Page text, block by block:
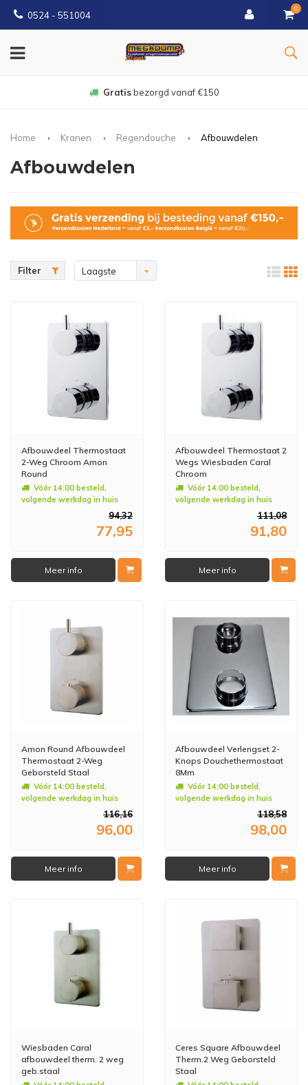
0524 - 551004
0
Gratisbezorgd vanaf €150
Home Kranen Regendouche Afbouwdelen
Afbouwdelen
Filter
Laagste
Afbouwdeel Thermostaat
2-Weg Chroom Amon
Round
Vóór 14:00 besteld,
volgende werkdag in huis
94,32
77,95
Meer info
Afbouwdeel Thermostaat 2
Wegs Wiesbaden Caral
Chroom
Vóór 14:00 besteld,
volgende werkdag in huis
111,08
91,80
Meer info
Amon Round Afbouwdeel
Thermostaat 2-Weg
Geborsteld Staal
Vóór 14:00 besteld,
volgende werkdag in huis
116,16
96,00
Meer info
Afbouwdeel Verlengset 2-
Knops Douchethermostaat
8Mm
Vóór 14:00 besteld,
volgende werkdag in huis
118,58
98,00
Meer info
Wiesbaden Caral
afbouwdeel therm. 2 weg
geb.staal
Ceres Square Afbouwdeel
Therm.2 Weg Geborsteld
Staal